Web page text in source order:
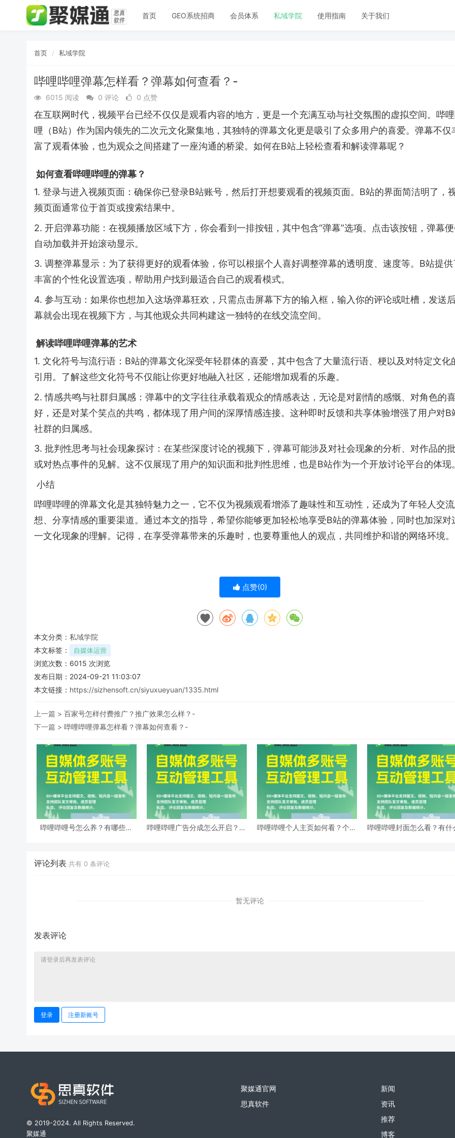
首页 GEO系统招商 会员体系 私域学院 使用指南 关于我们
首页 私域学院
哔哩哔哩弹幕怎样看？弹幕如何查看？-
6015 阅读 0 评论 0 点赞
在互联网时代，视频平台已经不仅仅是观看内容的地方，更是一个充满互动与社交氛围的虚拟空间。哔
哩（B站）作为国内领先的二次元文化聚集地，其独特的弹幕文化更是吸引了众多用户的喜爱。弹幕不仅
富了观看体验，也为观众之间搭建了一座沟通的桥梁。如何在B站上轻松查看和解读弹幕呢？
如何查看哔哩哔哩的弹幕？
1. 登录与进入视频页面：确保你已登录B站账号，然后打开想要观看的视频页面。B站的界面简洁明了，
频页面通常位于首页或搜索结果中。
2. 开启弹幕功能：在视频播放区域下方，你会看到一排按钮，其中包含“弹幕”选项。点击该按钮，弹幕
自动加载并开始滚动显示。
3. 调整弹幕显示：为了获得更好的观看体验，你可以根据个人喜好调整弹幕的透明度、速度等。B站提供
丰富的个性化设置选项，帮助用户找到最适合自己的观看模式。
4. 参与互动：如果你也想加入这场弹幕狂欢，只需点击屏幕下方的输入框，输入你的评论或吐槽，发送
幕就会出现在视频下方，与其他观众共同构建这一独特的在线交流空间。
解读哔哩哔哩弹幕的艺术
1. 文化符号与流行语：B站的弹幕文化深受年轻群体的喜爱，其中包含了大量流行语、梗以及对特定文化
引用。了解这些文化符号不仅能让你更好地融入社区，还能增加观看的乐趣。
2. 情感共鸣与社群归属感：弹幕中的文字往往承载着观众的情感表达，无论是对剧情的感慨、对角色的
好，还是对某个笑点的共鸣，都体现了用户间的深厚情感连接。这种即时反馈和共享体验增强了用户对B
社群的归属感。
3. 批判性思考与社会现象探讨：在某些深度讨论的视频下，弹幕可能涉及对社会现象的分析、对作品的
或对热点事件的见解。这不仅展现了用户的知识面和批判性思维，也是B站作为一个开放讨论平台的体现
小结
哔哩哔哩的弹幕文化是其独特魅力之一，它不仅为视频观看增添了趣味性和互动性，还成为了年轻人交
想、分享情感的重要渠道。通过本文的指导，希望你能够更加轻松地享受B站的弹幕体验，同时也加深对
一文化现象的理解。记得，在享受弹幕带来的乐趣时，也要尊重他人的观点，共同维护和谐的网络环境。
点赞(0)
本文分类： 私域学院
本文标签：
自媒体运营
浏览次数： 6015 次浏览
发布日期：2024-09-21 11:03:07
本文链接： https://sizhensoft.cn/siyuxueyuan/1335.html
上一篇 > 百家号怎样付费推广？推广效果怎么样？-
下一篇 > 哔哩哔哩弹幕怎样看？弹幕如何查看？-
哔哩哔哩号怎么养？有哪些策
哔哩哔哩广告分成怎么开启？广
哔哩哔哩个人主页如何看？个人
哔哩哔哩封面怎么看？有什
评论列表 共有 0 条评论
暂无评论
发表评论
登录 注册新账号
© 2019-2024. All Rights Reserved.
聚媒通
聚媒通官网
思真软件
新闻
资讯
推荐
博客